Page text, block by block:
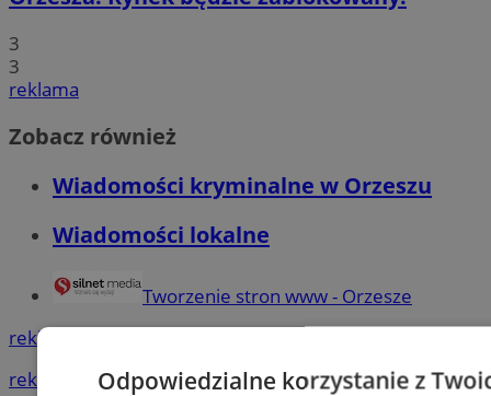
3
3
reklama
Zobacz również
Wiadomości kryminalne w Orzeszu
Wiadomości lokalne
Tworzenie stron www - Orzesze
reklama
reklama
Odpowiedzialne korzystanie z